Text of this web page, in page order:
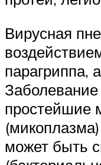
Вирусная
парагриппа,
простейшие
может быть